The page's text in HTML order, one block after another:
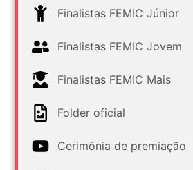
Finalistas FEMIC Júnior
Finalistas FEMIC Jovem
Finalistas FEMIC Mais
Folder oficial
Cerimônia de premiação